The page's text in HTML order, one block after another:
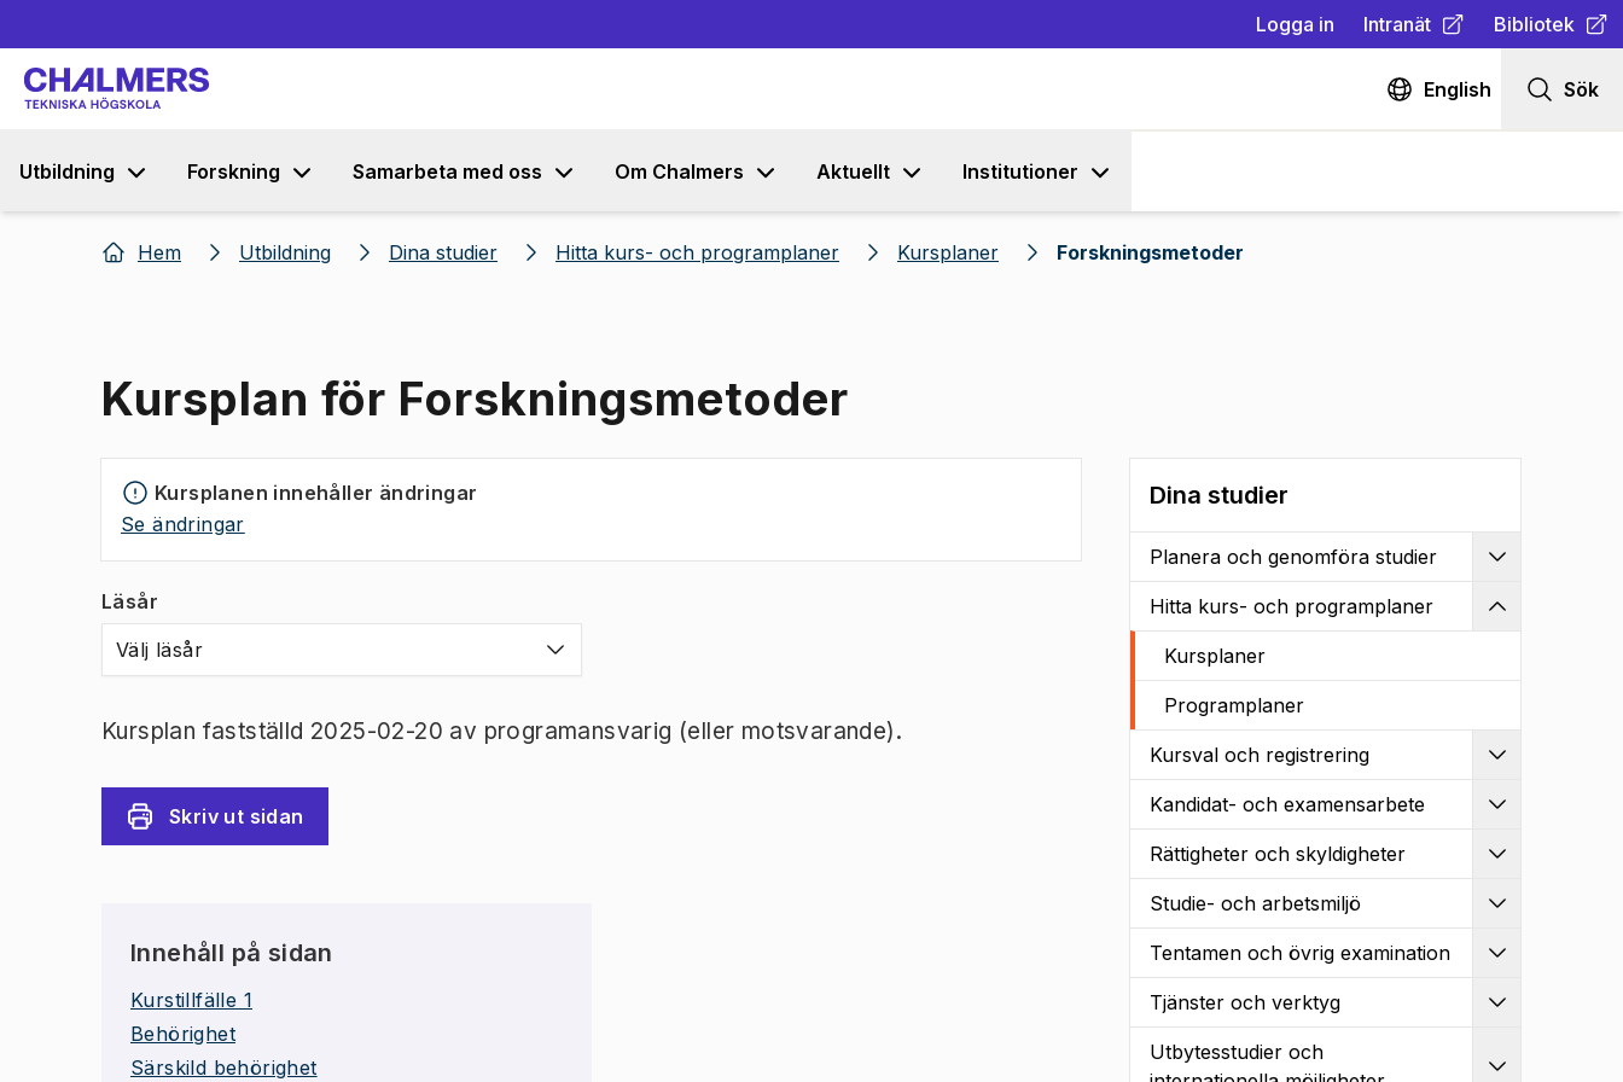
Logga in Intranät
(Öppnas i ny flik)
Bibliotek
(Öppnas i ny
English Sök
Utbildning Forskning Samarbeta med oss Om Chalmers Aktuellt Institutioner
Hem Utbildning Dina studier Hitta kurs- och programplaner Kursplaner Forskningsmetoder
Kursplan för Forskningsmetoder
Kursplanen innehåller ändringar
Se ändringar
Läsår
Välj läsår
Kursplan fastställd 2025-02-20 av programansvarig (eller motsvarande).
Skriv ut sidan
Innehåll på sidan
Kurstillfälle 1
Behörighet
Särskild behörighet
Dina studier
Planera och genomföra studier
Hitta kurs- och programplaner
Kursplaner
Programplaner
Kursval och registrering
Kandidat- och examensarbete
Rättigheter och skyldigheter
Studie- och arbetsmiljö
Tentamen och övrig examination
Tjänster och verktyg
Utbytesstudier och